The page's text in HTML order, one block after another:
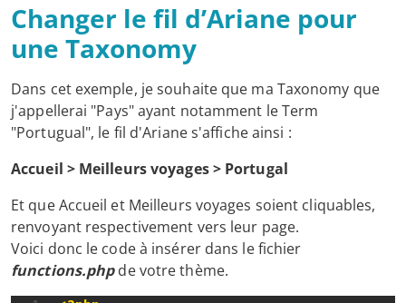
Changer le fil d’Ariane pour
une Taxonomy
Dans cet exemple, je souhaite que ma Taxonomy que
j'appellerai "Pays" ayant notamment le Term
"Portugual", le fil d'Ariane s'affiche ainsi :
Accueil > Meilleurs voyages > Portugal
Et que Accueil et Meilleurs voyages soient cliquables,
renvoyant respectivement vers leur page.
Voici donc le code à insérer dans le fichier
functions.phpde votre thème.